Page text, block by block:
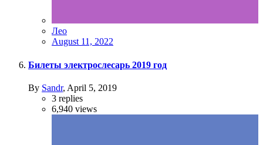
Лео
August 11, 2022
Билеты электрослесарь 2019 год
By Sandr, April 5, 2019
3 replies
6,940 views